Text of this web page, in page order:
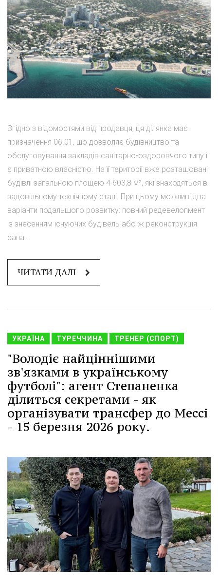
Згідно з відомостями від продавця, ця ділянка має
призначення 06.01, що дозволяє будівництво та
обслуговування закладів санітарно-оздоровчого типу і
є приватною власністю. На її території вже розташовані
будівлі загальною площею 4 603,8 м², які знаходяться в
задовільному технічному стані. При цьому можливі два
варіанти подальшого розвитку: повний редевелопмент
із знесенням існуючих будівель або ж реконструкція
сана...
ЧИТАТИ ДАЛІ
УКРАЇНА ТУРЕЧЧИНА ТРЕНЕР (СПОРТ)
"Володіє найціннішими
зв'язками в українському
футболі": агент Степаненка
ділиться секретами - як
організувати трансфер до Мессі
- 15 березня 2026 року.